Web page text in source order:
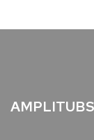
AMPLITUBS